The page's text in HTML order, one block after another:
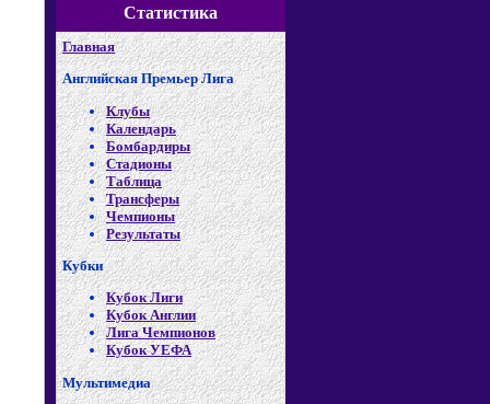
Статистика
Главная
Английская Премьер Лига
Клубы
Календарь
Бомбардиры
Стадионы
Таблица
Трансферы
Чемпионы
Результаты
Кубки
Кубок Лиги
Кубок Англии
Лига Чемпионов
Кубок УЕФА
Мультимедиа